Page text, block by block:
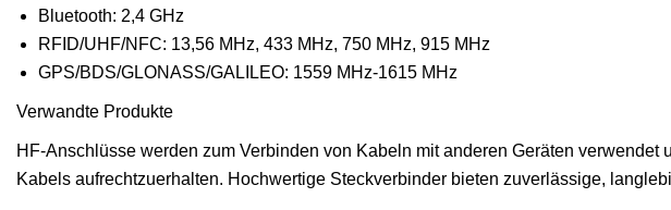
Bluetooth: 2,4 GHz
RFID/UHF/NFC: 13,56 MHz, 433 MHz, 750 MHz, 915 MHz
GPS/BDS/GLONASS/GALILEO: 1559 MHz-1615 MHz
Verwandte Produkte
HF-Anschlüsse werden zum Verbinden von Kabeln mit anderen Geräten
Kabels aufrechtzuerhalten. Hochwertige Steckverbinder bieten zuverlässige,